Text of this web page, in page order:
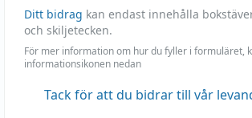
Ditt bidrag kan endast innehålla
och skiljetecken.
För mer information om hur du fyller i formuläret,
informationsikonen nedan
Tack för att du bidrar till vår